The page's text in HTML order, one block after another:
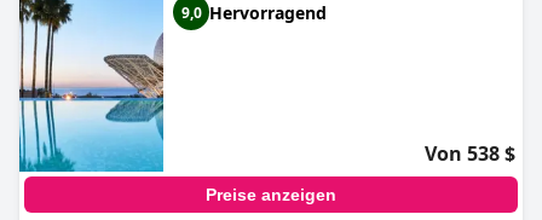
9,0 Hervorragend
Von 538 $
Preise anzeigen